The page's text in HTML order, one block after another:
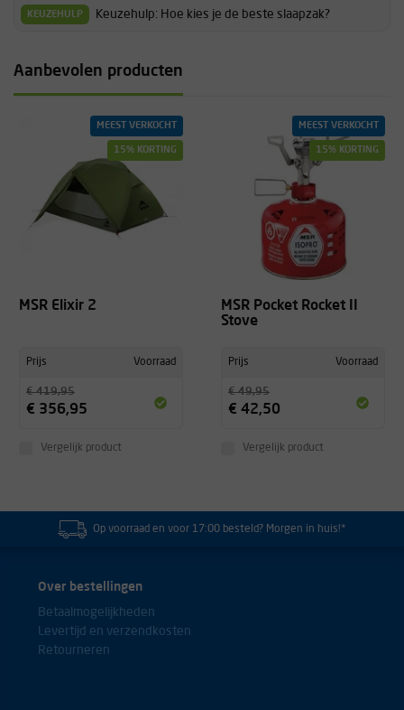
KEUZEHULP Keuzehulp: Hoe kies je de beste slaapzak?
Aanbevolen producten
MEEST VERKOCHT
15% KORTING
MSR Elixir 2
Prijs Voorraad
€ 419,95
€ 356,95
Vergelijk product
MEEST VERKOCHT
15% KORTING
MSR Pocket Rocket II
Stove
Prijs Voorraad
€ 49,95
€ 42,50
Vergelijk product
Op voorraad en voor 17:00 besteld? Morgen in huis!*
Over bestellingen
Betaalmogelijkheden
Levertijd en verzendkosten
Retourneren